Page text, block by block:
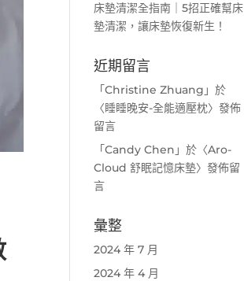
床墊清潔全指南｜5招正確幫床
墊清潔，讓床墊恢復新生！
近期留言
「Christine Zhuang 」於
〈睡睡晚安-全能適壓枕〉發佈
留言
「Candy Chen 」於〈Aro-
Cloud 舒眠記憶床墊〉發佈留
言
彙整
2024 年 7 月
2024 年 4 月